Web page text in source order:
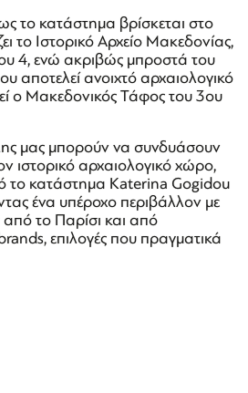
το κατάστημα βρίσκεται στο
το Ιστορικό Αρχείο Μακεδονίας,
4, ενώ ακριβώς μπροστά του
αποτελεί ανοιχτό αρχαιολογικό
ο Μακεδονικός Τάφος του 3ου
μας μπορούν να συνδυάσουν
ιστορικό αρχαιολογικό χώρο,
το κατάστημα Katerina Gogidou
ένα υπέροχο περιβάλλον με
από το Παρίσι και από
επιλογές που πραγματικά